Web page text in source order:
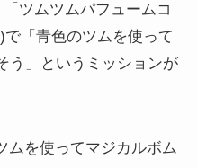
ツムツムパフュームコ
「青色のツムを使って
う」というミッションが
ムを使ってマジカルボム